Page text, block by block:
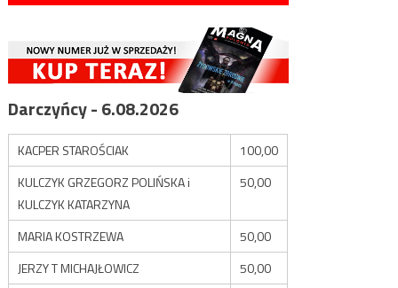
Darczyńcy - 6.08.2026
KACPER STAROŚCIAK
100,00
KULCZYK GRZEGORZ POLIŃSKA i
KULCZYK KATARZYNA
50,00
MARIA KOSTRZEWA
50,00
JERZY T MICHAJŁOWICZ
50,00